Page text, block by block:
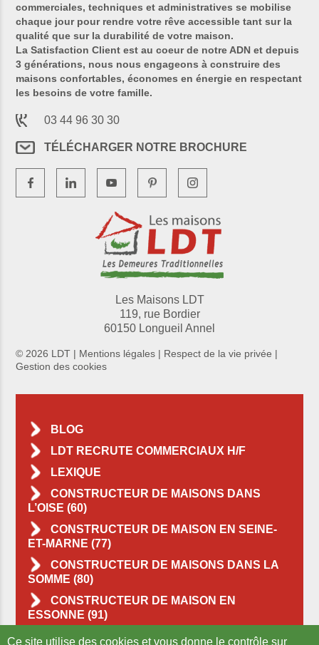
commerciales, techniques et administratives se mobilise
chaque jour pour rendre votre rêve accessible tant sur la
qualité que sur la durabilité de votre maison.
La Satisfaction Client est au coeur de notre ADN et depuis
3 générations, nous nous engageons à construire des
maisons confortables, économes en énergie en respectant
les besoins de votre famille.
03 44 96 30 30
TÉLÉCHARGER NOTRE BROCHURE
Les Maisons LDT
119, rue Bordier
60150 Longueil Annel
© 2026 LDT | Mentions légales | Respect de la vie privée |
Gestion des cookies
BLOG
LDT RECRUTE COMMERCIAUX H/F
LEXIQUE
CONSTRUCTEUR DE MAISONS DANS
L’OISE (60)
CONSTRUCTEUR DE MAISON EN SEINE-
ET-MARNE (77)
CONSTRUCTEUR DE MAISONS DANS LA
SOMME (80)
CONSTRUCTEUR DE MAISON EN
ESSONNE (91)
CONSTRUCTEUR DE MAISONS DANS LE
Ce site utilise des cookies et vous donne le contrôle sur